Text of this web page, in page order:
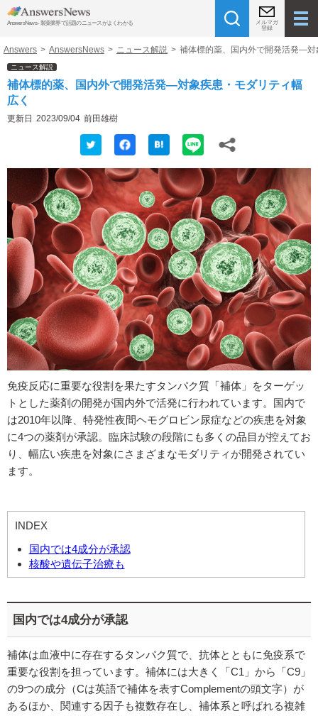
AnswersNews - 製薬業界で話題のニュースがよくわかる
メルマガ
登録
Answers > AnswersNews > ニュース解説 > 補体標的薬、国内外で開発活発―
ニュース解説
補体標的薬、国内外で開発活発―対象疾患・モダリティ幅
広く
更新日 2023/09/04 前田雄樹
免疫反応に重要な役割を果たすタンパク質「補体」をターゲッ
トとした薬剤の開発が国内外で活発に行われています。国内で
は2010年以降、特発性夜間ヘモグロビン尿症などの疾患を対象
に4つの薬剤が承認。臨床試験の段階にも多くの品目が控えてお
り、幅広い疾患を対象にさまざまなモダリティが開発されてい
ます。
INDEX
国内では4成分が承認
核酸や遺伝子治療も
国内では4成分が承認
補体は血液中に存在するタンパク質で、抗体とともに免疫系で
重要な役割を担っています。補体には大きく「C1」から「C9」
の9つの成分（Cは英語で補体を表すComplementの頭文字）が
あるほか、関連する因子も複数存在し、補体系と呼ばれる複雑